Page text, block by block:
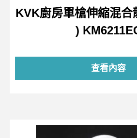
KVK廚房單槍伸縮混合
)
查看內容